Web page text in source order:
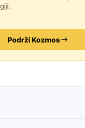
Podrži Kozmos